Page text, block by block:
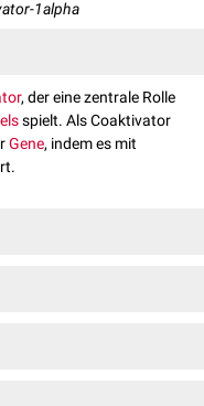
1alpha
, der eine zentrale Rolle
spielt. Als Coaktivator
Gene, indem es mit
beitragen. Es